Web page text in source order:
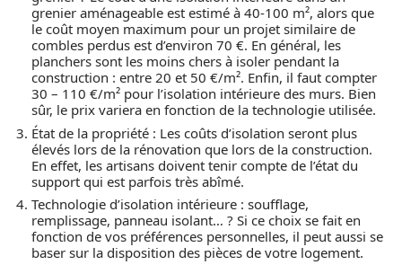
grenier aménageable est estimé à 40-100 m², alors que
le coût moyen maximum pour un projet similaire de
combles perdus est d’environ 70 €. En général, les
planchers sont les moins chers à isoler pendant la
construction : entre 20 et 50 €/m². Enfin, il faut compter
30 – 110 €/m² pour l’isolation intérieure des murs. Bien
sûr, le prix variera en fonction de la technologie utilisée.
État de la propriété : Les coûts d’isolation seront plus
élevés lors de la rénovation que lors de la construction.
En effet, les artisans doivent tenir compte de l’état du
support qui est parfois très abîmé.
Technologie d’isolation intérieure : soufflage,
remplissage, panneau isolant… ? Si ce choix se fait en
fonction de vos préférences personnelles, il peut aussi se
baser sur la disposition des pièces de votre logement.